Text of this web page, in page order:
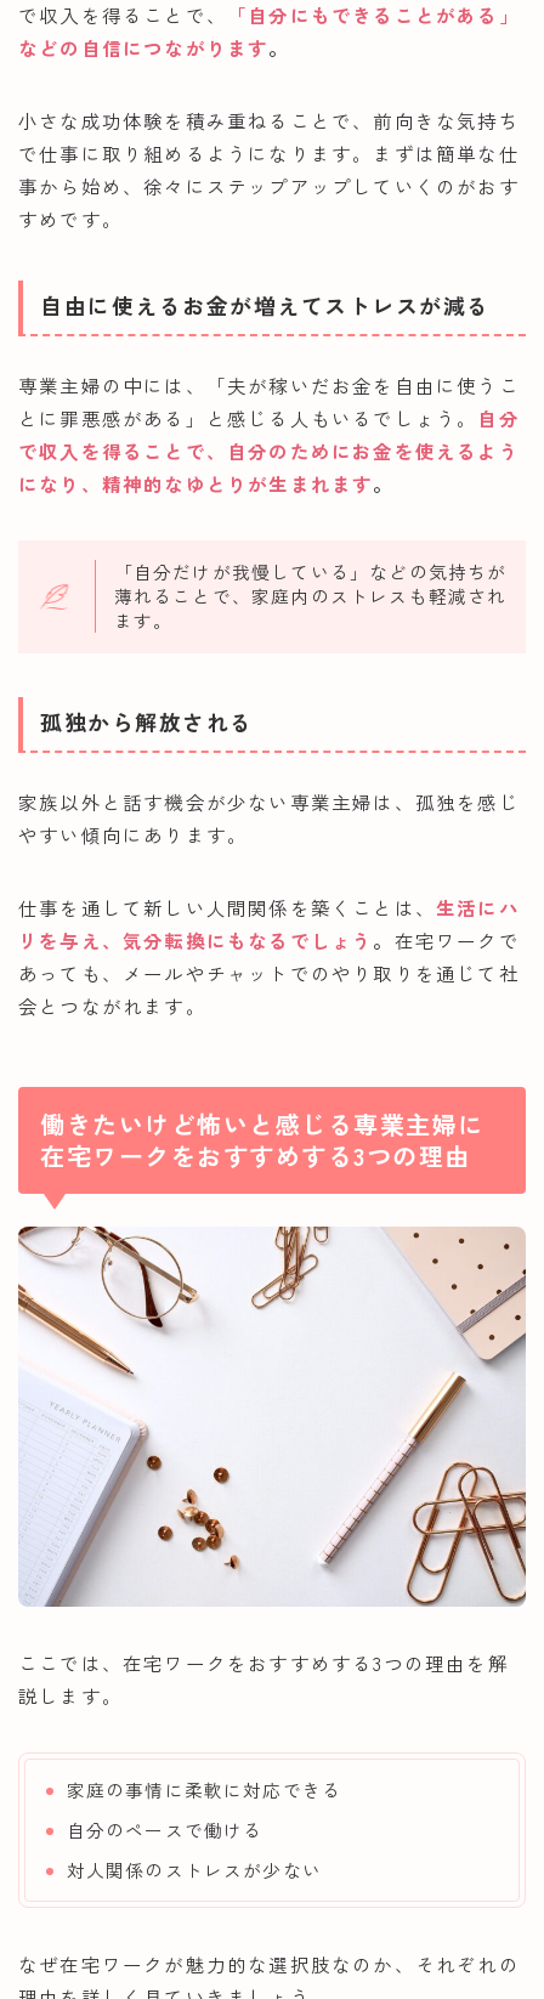
で収入を得ることで、
「自分にもできることがある」
などの自信につながります。
小さな成功体験を積み重ねることで、前向きな気持ち
で仕事に取り組めるようになります。まずは簡単な仕
事から始め、徐々にステップアップしていくのがおす
すめです。
自由に使えるお金が増えてストレスが減る
専業主婦の中には、「夫が稼いだお金を自由に使うこ
とに罪悪感がある」と感じる人もいるでしょう。
自分
で収入を得ることで、自分のためにお金を使えるよう
になり、精神的なゆとりが生まれます。
「自分だけが我慢している」などの気持ちが
薄れることで、家庭内のストレスも軽減され
ます。
孤独から解放される
家族以外と話す機会が少ない専業主婦は、孤独を感じ
やすい傾向にあります。
仕事を通して新しい人間関係を築くことは、生活にハ
リを与え、気分転換にもなるでしょう 。 在宅ワークで
あっても、メールやチャットでのやり取りを通じて社
会とつながれます。
働きたいけど怖いと感じる専業主婦に
在宅ワークをおすすめする3つの理由
ここでは、在宅ワークをおすすめする3つの理由を解
説します。
家庭の事情に柔軟に対応できる
自分のペースで働ける
対人関係のストレスが少ない
なぜ在宅ワークが魅力的な選択肢なのか、それぞれの